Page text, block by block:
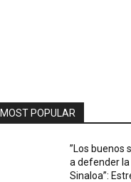
MOST POPULAR
”Los buenos
a defender
Sinaloa”: